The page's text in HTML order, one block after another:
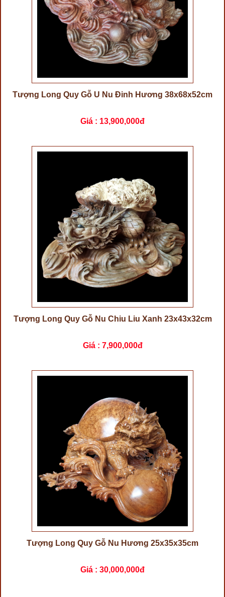
Tượng Long Quy Gỗ U Nu Đinh Hương 38x68x52cm
Giá : 13,900,000đ
Tượng Long Quy Gỗ Nu Chiu Liu Xanh 23x43x32cm
Giá : 7,900,000đ
Tượng Long Quy Gỗ Nu Hương 25x35x35cm
Giá : 30,000,000đ